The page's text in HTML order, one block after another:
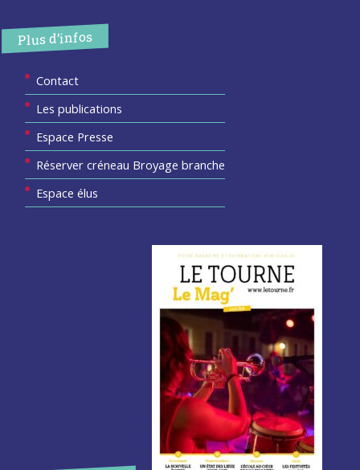
Plus d’infos
Contact
Les publications
Espace Presse
Réserver créneau Broyage branche
Espace élus